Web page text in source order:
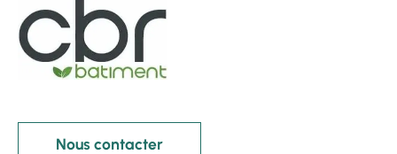
Nous contacter